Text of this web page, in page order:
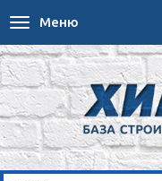
Toggle
navigation
Меню